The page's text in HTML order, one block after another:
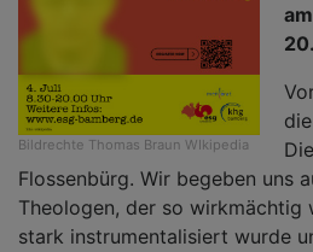
Bildrechte Thomas Braun WIkipedia
Flossenbürg. Wir begeben uns
Theologen, der so wirkmächtig
stark instrumentalisiert wurde